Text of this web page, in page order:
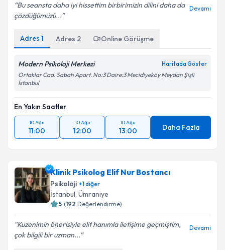
Bu seansta daha iyi hissettim birbirimizin dilini daha da
çözdüğümüzü...
Devamı
Adres 1 Adres 2 Online Görüşme
Modern Psikoloji Merkezi Haritada Göster
Ortaklar Cad. Sabah Apart. No:3 Daire:3 Mecidiyeköy Meydan Şişli
İstanbul
En Yakın Saatler
10 Ağu
11:00
10 Ağu
12:00
10 Ağu
13:00 Daha Fazla
Klinik Psikolog Elif Nur Bostancı
Psikoloji +1diğer
İstanbul, Ümraniye
5 (192 Değerlendirme)
Kuzenimin önerisiyle elit hanımla iletişime geçmiştim,
çok bilgili bir uzman...
Devamı